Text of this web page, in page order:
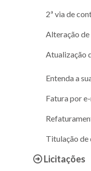
2ª via de
Alteração
Atualização
Entenda a
Fatura por
Titulação de
Licitações